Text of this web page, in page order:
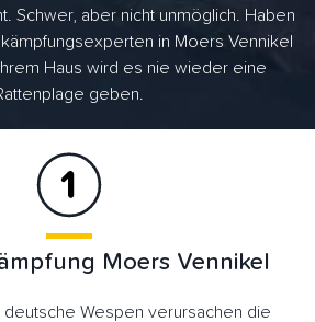
Schwer, aber nicht unmöglich. Haben
in Moers Vennikel
Haus wird es nie wieder eine
geben.
Moers Vennikel
Wespen verursachen die